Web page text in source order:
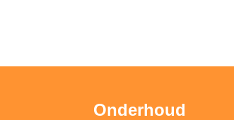
Onderhoud